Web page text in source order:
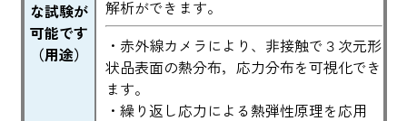
な試験が
可能です
（用途）
解析ができます。
・赤外線カメラにより、非接触で３次元形
状品表面の熱分布，応力分布を可視化でき
ます。
・繰り返し応力による熱弾性原理を応用